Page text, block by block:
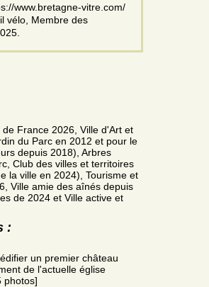
www.bretagne-vitre.com/
vélo, Membre des
France 2026, Ville d'Art et
du Parc en 2012 et pour le
depuis 2018), Arbres
Club des villes et territoires
la ville en 2024), Tourisme et
Ville amie des aînés depuis
de 2024 et Ville active et
:
un premier château
de l'actuelle église
photos]